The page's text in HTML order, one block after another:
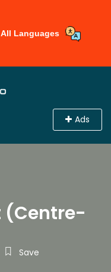
All Languages
Ads
(Centre-
Save